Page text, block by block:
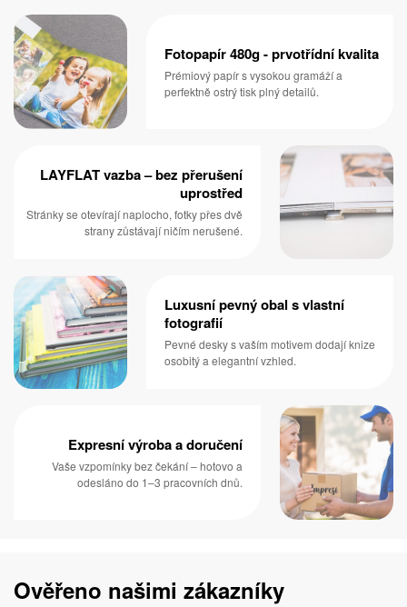
Fotopapír 480g - prvotřídní kvalita
Prémiový papír s vysokou gramáží a
perfektně ostrý tisk plný detailů.
LAYFLAT vazba – bez přerušení
uprostřed
Stránky se otevírají naplocho, fotky přes dvě
strany zůstávají ničím nerušené.
Luxusní pevný obal s vlastní
fotografií
Pevné desky s vaším motivem dodají knize
osobitý a elegantní vzhled.
Expresní výroba a doručení
Vaše vzpomínky bez čekání – hotovo a
odesláno do 1–3 pracovních dnů.
Ověřeno našimi zákazníky